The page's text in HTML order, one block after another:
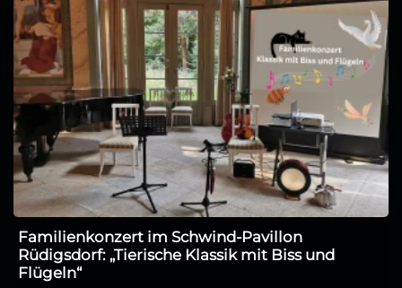
Familienkonzert im Schwind-Pavillon
Rüdigsdorf: „Tierische Klassik mit Biss und
Flügeln“